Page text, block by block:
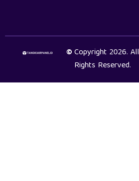
©Copyright 2026. All
Rights Reserved.